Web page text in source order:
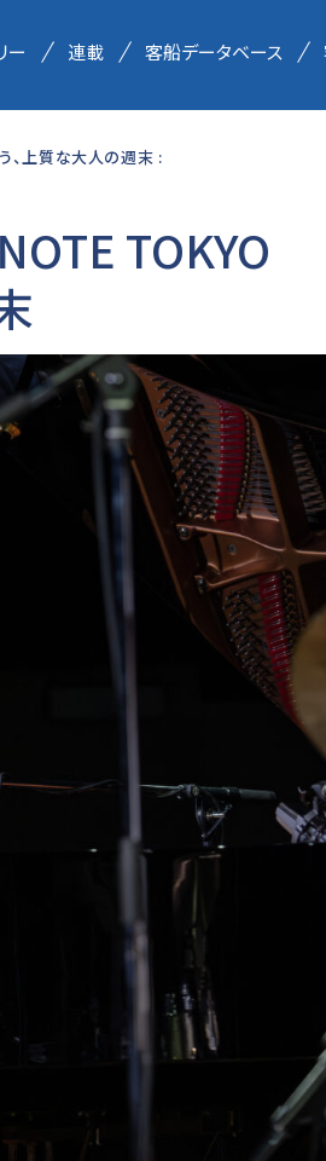
ー 連載 客船データベース
上質な大人の週末 :
TOKYO